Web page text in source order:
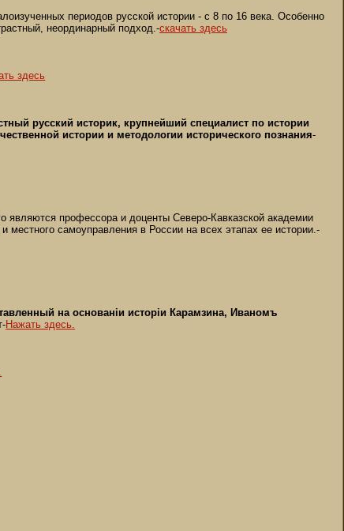
периодов русской истории - с 8 по 16 века. Особенно
неординарный подход.-скачать здесь
здесь
русский историк, крупнейший специалист по истории
истории и методологии исторического познания-
являются профессора и доценты Северо-Кавказской академии
местного самоуправления в России на всех этапах ее истории.-
на основанiи исторiи Карамзина, Иваномъ
Нажать здесь.